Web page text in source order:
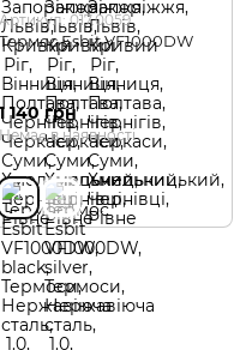
Артикул: 017.0059
Термос Esbit VF1000DW
1 140 грн
Немає в наявності